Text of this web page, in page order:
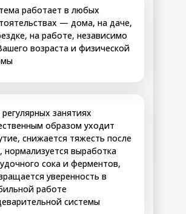
работает в любых
— дома, на даче,
на работе, независимо
возраста и физической
занятиях
образом уходит
снижается тяжесть после
нормализуется выработка
сока и ферментов,
уверенность в
работе
системы
Исчезает ком в горле и
пищевода, еда
плавно
• Пропадают странные
в желудке:
• Мясо, грибы, жареное
пряное перестают
дискомфорт
тошноту
Еда начинает
а не